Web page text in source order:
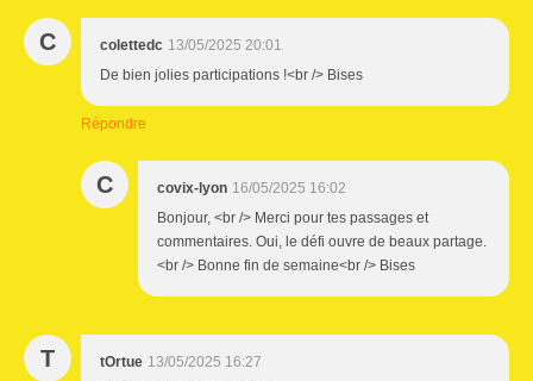
C colettedc 13/05/2025 20:01
De bien jolies participations !<br /> Bises
Répondre
C covix-lyon 16/05/2025 16:02
Bonjour, <br /> Merci pour tes passages et
commentaires. Oui, le défi ouvre de beaux partage.
<br /> Bonne fin de semaine<br /> Bises
T tOrtue 13/05/2025 16:27